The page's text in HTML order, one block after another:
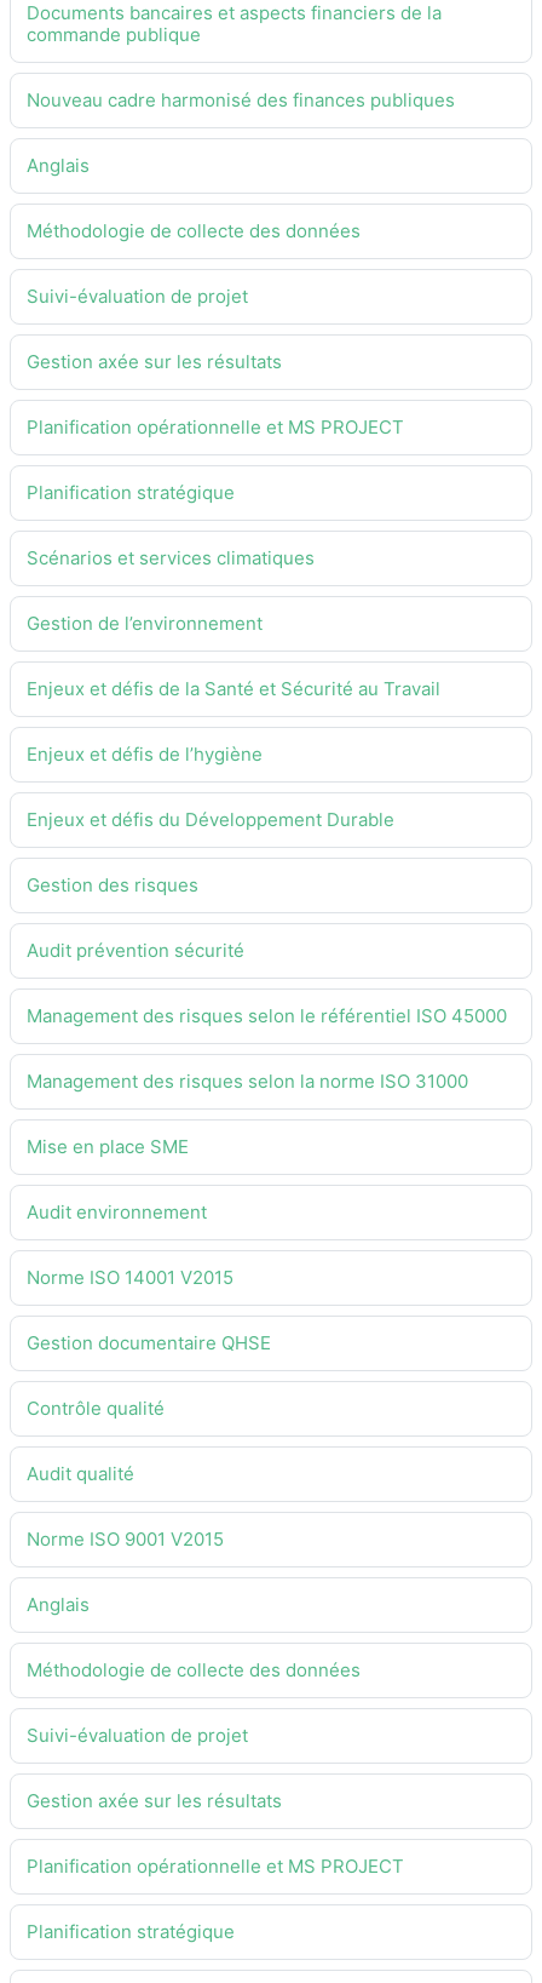
Documents bancaires et aspects financiers de la
commande publique
Nouveau cadre harmonisé des finances publiques
Anglais
Méthodologie de collecte des données
Suivi-évaluation de projet
Gestion axée sur les résultats
Planification opérationnelle et MS PROJECT
Planification stratégique
Scénarios et services climatiques
Gestion de l’environnement
Enjeux et défis de la Santé et Sécurité au Travail
Enjeux et défis de l’hygiène
Enjeux et défis du Développement Durable
Gestion des risques
Audit prévention sécurité
Management des risques selon le référentiel ISO 45000
Management des risques selon la norme ISO 31000
Mise en place SME
Audit environnement
Norme ISO 14001 V2015
Gestion documentaire QHSE
Contrôle qualité
Audit qualité
Norme ISO 9001 V2015
Anglais
Méthodologie de collecte des données
Suivi-évaluation de projet
Gestion axée sur les résultats
Planification opérationnelle et MS PROJECT
Planification stratégique